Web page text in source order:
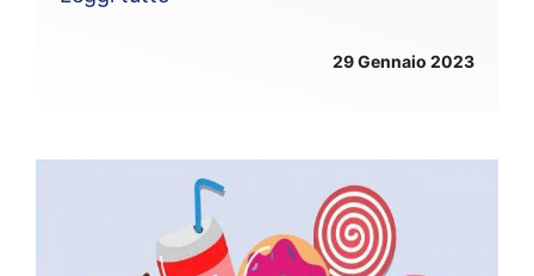
29 Gennaio 2023